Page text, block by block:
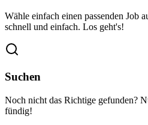
Wähle einfach einen passenden Job
schnell und einfach. Los geht's!
Suchen
Noch nicht das Richtige gefunden?
fündig!